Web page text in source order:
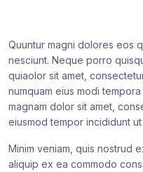
Quuntur magni dolores eos
nesciunt. Neque porro
quiaolor sit amet,
numquam eius modi
magnam dolor sit amet,
eiusmod tempor incididunt
Minim veniam, quis nostrud
aliquip ex ea commodo